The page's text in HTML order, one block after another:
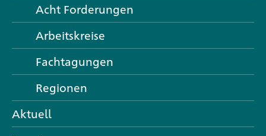
Acht Forderungen
Arbeitskreise
Fachtagungen
Regionen
Aktuell